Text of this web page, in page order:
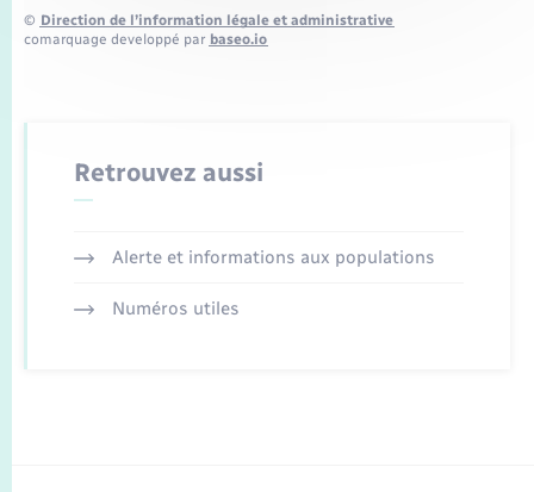
© Direction de l’information légale et administrative
comarquage developpé par baseo.io
Retrouvez aussi
Alerte et informations aux populations
Numéros utiles